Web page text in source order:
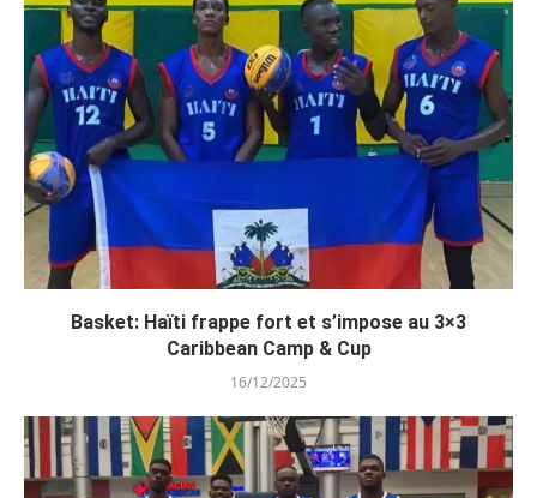
Basket: Haïti frappe fort et s’impose au 3×3
Caribbean Camp & Cup
16/12/2025